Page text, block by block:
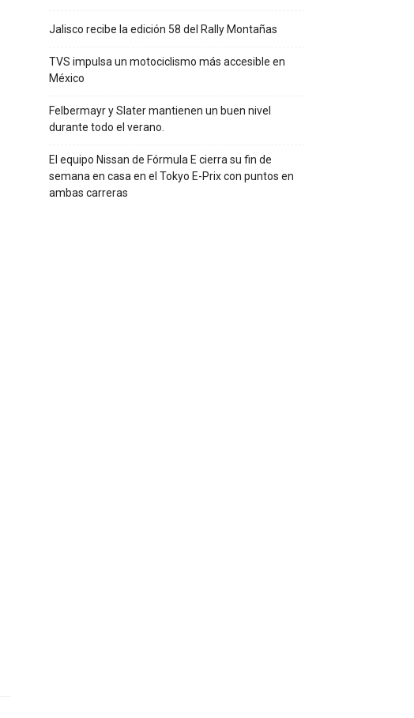
Jalisco recibe la edición 58 del Rally Montañas
TVS impulsa un motociclismo más accesible en
México
Felbermayr y Slater mantienen un buen nivel
durante todo el verano.
El equipo Nissan de Fórmula E cierra su fin de
semana en casa en el Tokyo E-Prix con puntos en
ambas carreras